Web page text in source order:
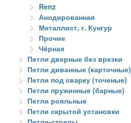
Renz
Анодированная
Металлист, г. Кунгур
Прочие
Чёрная
Петли дверные без врезки
Петли диванные (карточные)
Петли под сварку (точеные)
Петли пружинные (барные)
Петли рояльные
Петли скрытой установки